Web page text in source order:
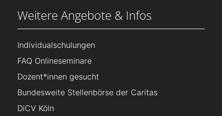
Weitere Angebote & Infos
Individualschulungen
FAQ Onlineseminare
Dozent*innen gesucht
Bundesweite Stellenbörse der Caritas
DiCV Köln